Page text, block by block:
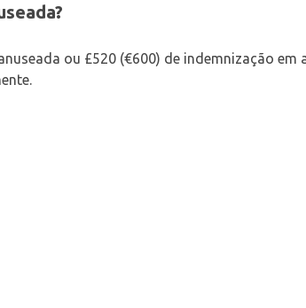
ou £520 (€600) de indemnização